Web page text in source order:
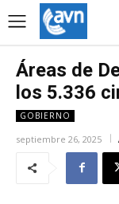
Áreas de
los 5.336
GOBIERNO
septiembre 26, 2025